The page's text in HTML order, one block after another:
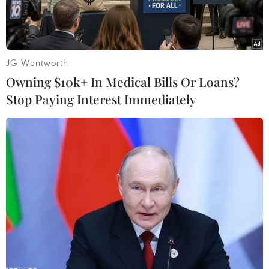
Tổng thống Barack Obama (phải) và Tổng thống mới đắc cử
Donald Trump (trái) trong cuộc gặp tại Nhà Trắng ngày 10/11.
(Nguồn: EPA/TTXVN)
Ngày 14/11, Tổng thống Mỹ Barack Obama
tuyên bố Tổng thống đắc cử Donald Trump cần
JG Wentworth
Owning $10k+ In Medical Bills Or Loans?
Stop Paying Interest Immediately